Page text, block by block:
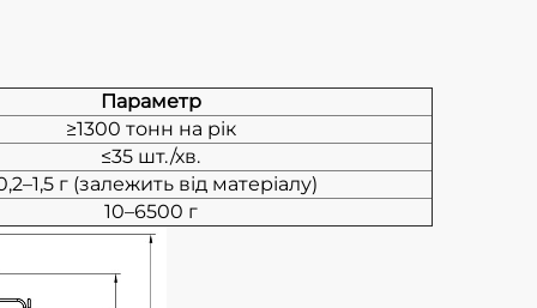
Параметр
≥1300 тонн на рік
≤35 шт./хв.
г (залежить від матеріалу)
10–6500 г